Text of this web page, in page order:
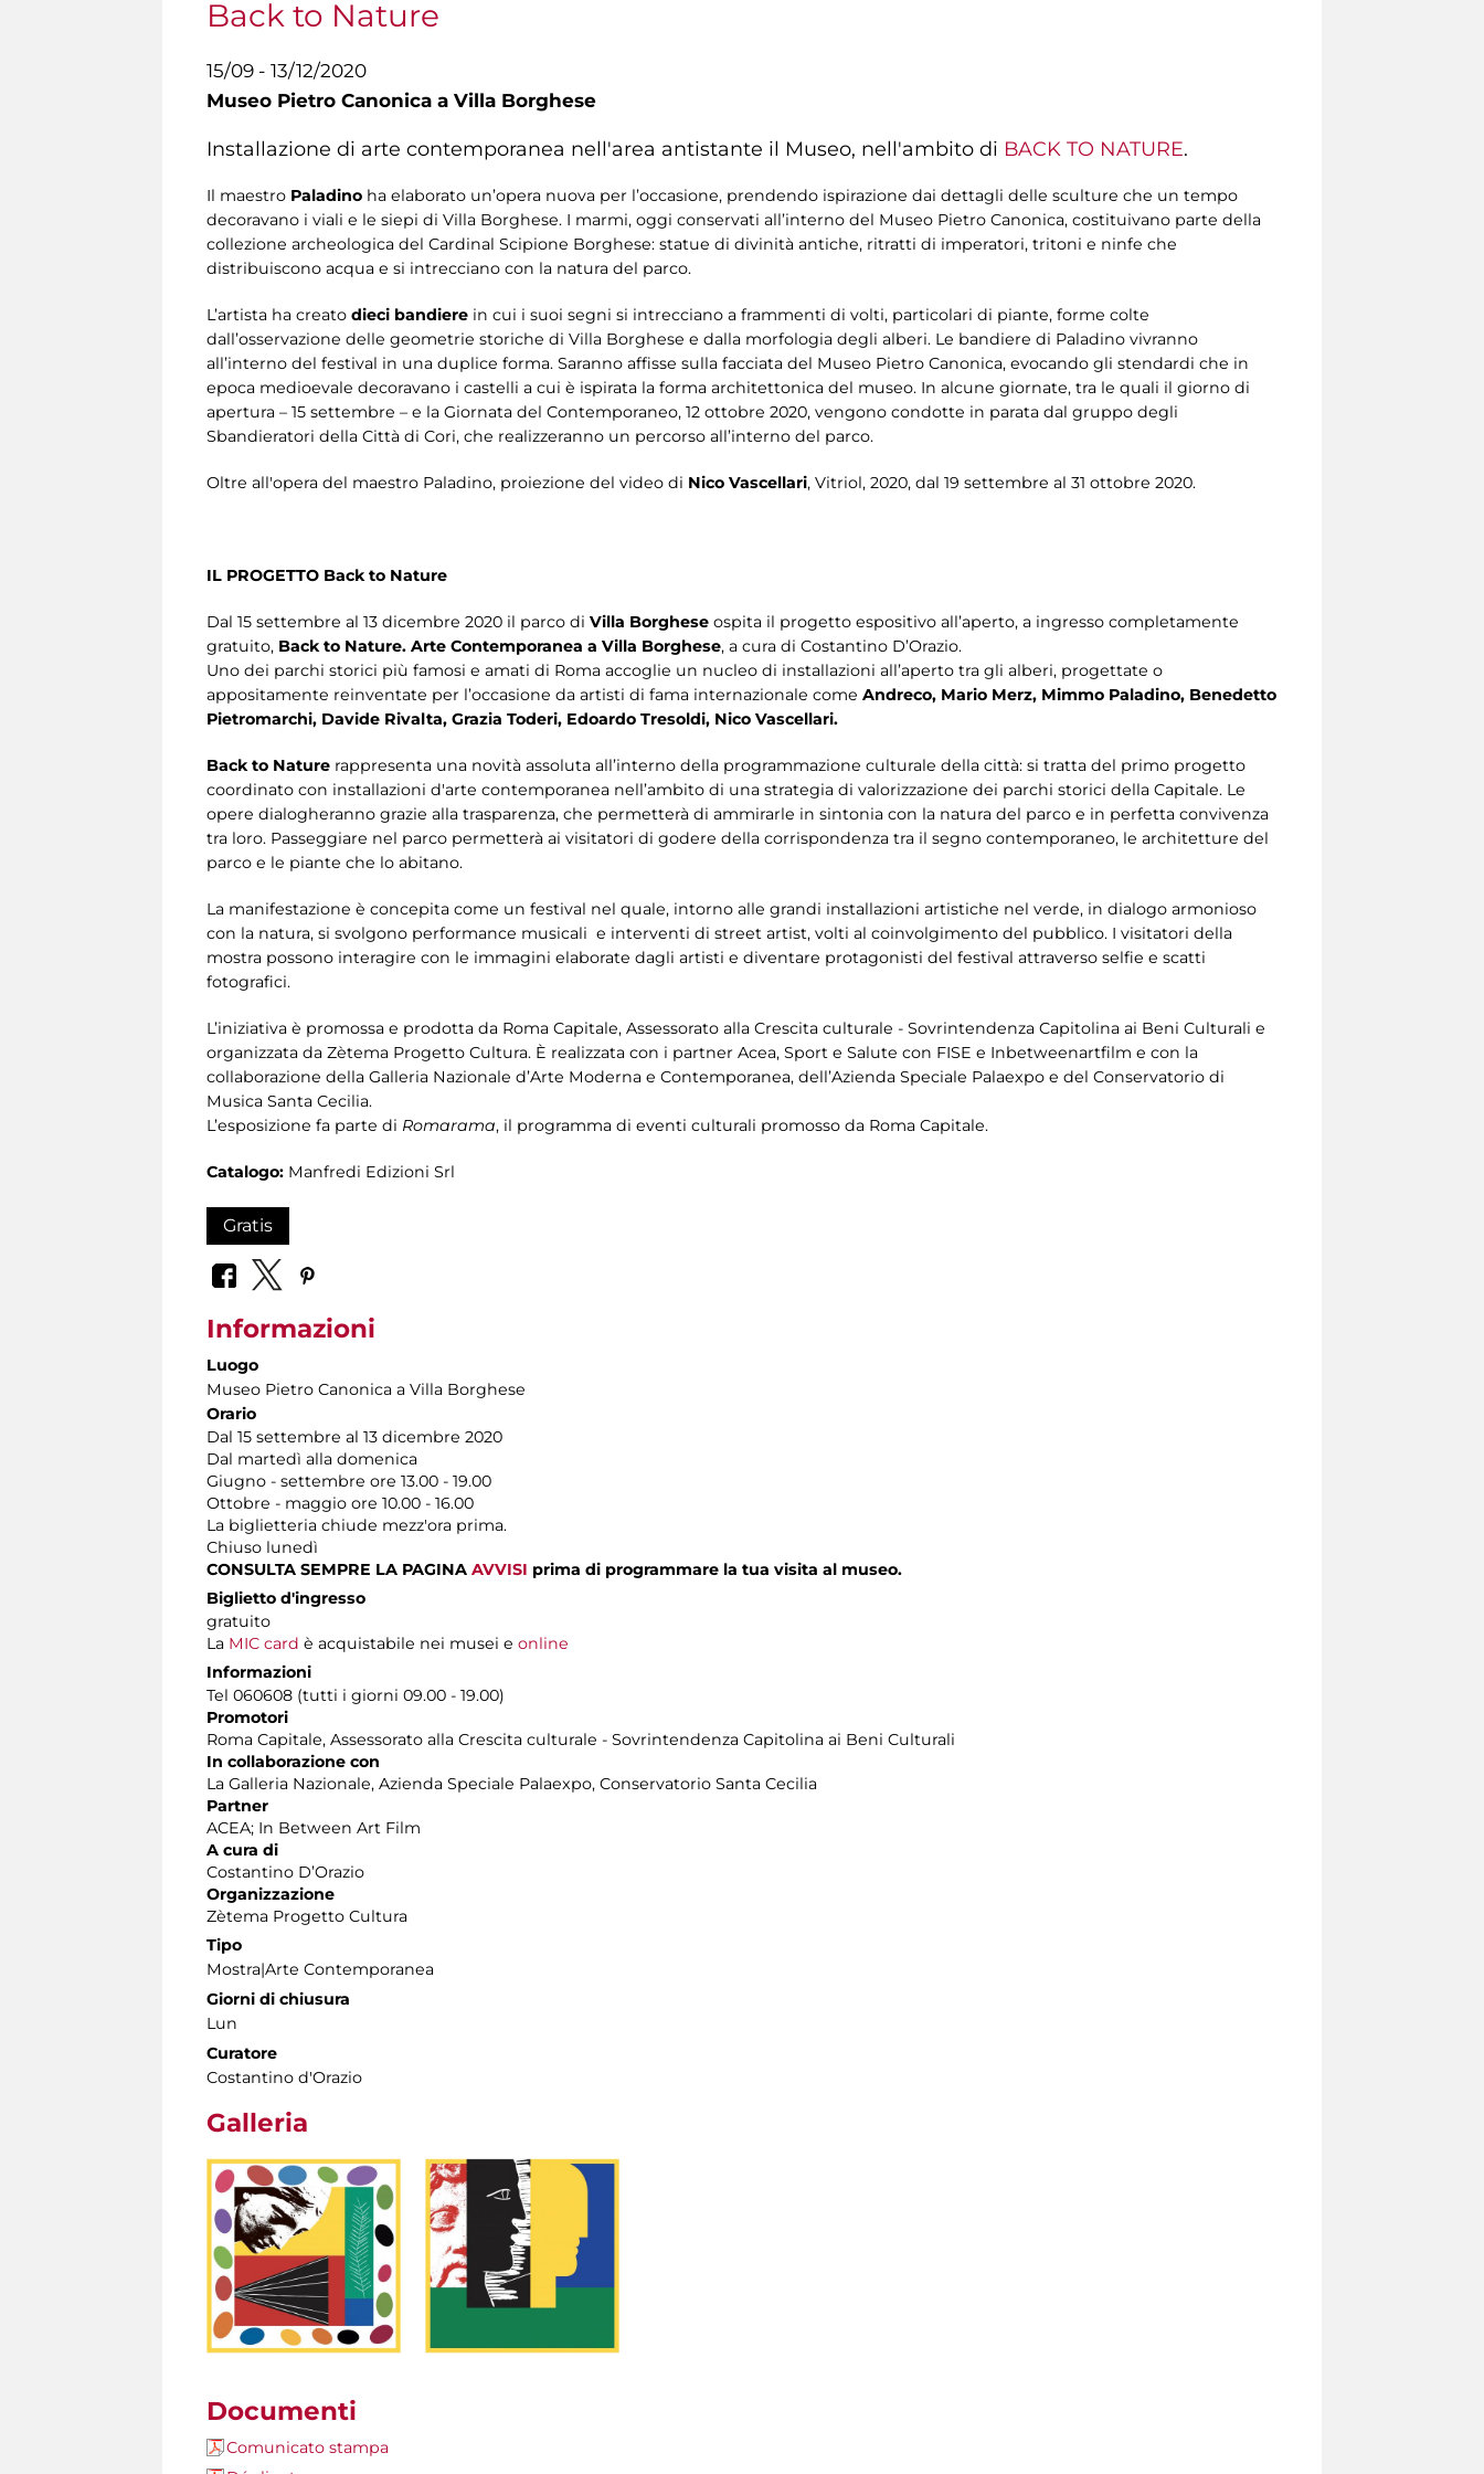
Back to Nature
15/09 - 13/12/2020
Museo Pietro Canonica a Villa Borghese
Installazione di arte contemporanea nell'area antistante il Museo, nell'ambito di BACK TO NATURE.
Il maestro Paladino ha elaborato un’opera nuova per l’occasione, prendendo ispirazione dai dettagli delle sculture che un tempo
decoravano i viali e le siepi di Villa Borghese. I marmi, oggi conservati all’interno del Museo Pietro Canonica, costituivano parte della
collezione archeologica del Cardinal Scipione Borghese: statue di divinità antiche, ritratti di imperatori, tritoni e ninfe che
distribuiscono acqua e si intrecciano con la natura del parco.
L’artista ha creato dieci bandiere in cui i suoi segni si intrecciano a frammenti di volti, particolari di piante, forme colte
dall’osservazione delle geometrie storiche di Villa Borghese e dalla morfologia degli alberi. Le bandiere di Paladino vivranno
all’interno del festival in una duplice forma. Saranno affisse sulla facciata del Museo Pietro Canonica, evocando gli stendardi che in
epoca medioevale decoravano i castelli a cui è ispirata la forma architettonica del museo. In alcune giornate, tra le quali il giorno di
apertura – 15 settembre – e la Giornata del Contemporaneo, 12 ottobre 2020, vengono condotte in parata dal gruppo degli
Sbandieratori della Città di Cori, che realizzeranno un percorso all’interno del parco.
Oltre all'opera del maestro Paladino, proiezione del video di Nico Vascellari, Vitriol, 2020, dal 19 settembre al 31 ottobre 2020.
IL PROGETTO Back to Nature
Dal 15 settembre al 13 dicembre 2020 il parco di Villa Borghese ospita il progetto espositivo all’aperto, a ingresso completamente
gratuito, Back to Nature. Arte Contemporanea a Villa Borghese, a cura di Costantino D’Orazio.
Uno dei parchi storici più famosi e amati di Roma accoglie un nucleo di installazioni all’aperto tra gli alberi, progettate o
appositamente reinventate per l’occasione da artisti di fama internazionale come Andreco, Mario Merz, Mimmo Paladino, Benedetto
Pietromarchi, Davide Rivalta, Grazia Toderi, Edoardo Tresoldi, Nico Vascellari.
Back to Nature rappresenta una novità assoluta all’interno della programmazione culturale della città: si tratta del primo progetto
coordinato con installazioni d'arte contemporanea nell’ambito di una strategia di valorizzazione dei parchi storici della Capitale. Le
opere dialogheranno grazie alla trasparenza, che permetterà di ammirarle in sintonia con la natura del parco e in perfetta convivenza
tra loro. Passeggiare nel parco permetterà ai visitatori di godere della corrispondenza tra il segno contemporaneo, le architetture del
parco e le piante che lo abitano.
La manifestazione è concepita come un festival nel quale, intorno alle grandi installazioni artistiche nel verde, in dialogo armonioso
con la natura, si svolgono performance musicali e interventi di street artist, volti al coinvolgimento del pubblico. I visitatori della
mostra possono interagire con le immagini elaborate dagli artisti e diventare protagonisti del festival attraverso selfie e scatti
fotografici.
L’iniziativa è promossa e prodotta da Roma Capitale, Assessorato alla Crescita culturale - Sovrintendenza Capitolina ai Beni Culturali e
organizzata da Zètema Progetto Cultura. È realizzata con i partner Acea, Sport e Salute con FISE e Inbetweenartfilm e con la
collaborazione della Galleria Nazionale d’Arte Moderna e Contemporanea, dell’Azienda Speciale Palaexpo e del Conservatorio di
Musica Santa Cecilia.
L’esposizione fa parte di Romarama, il programma di eventi culturali promosso da Roma Capitale.
Catalogo: Manfredi Edizioni Srl
Gratis
Informazioni
Luogo
Museo Pietro Canonica a Villa Borghese
Orario
Dal 15 settembre al 13 dicembre 2020
Dal martedì alla domenica
Giugno - settembre ore 13.00 - 19.00
Ottobre - maggio ore 10.00 - 16.00
La biglietteria chiude mezz'ora prima.
Chiuso lunedì
CONSULTA SEMPRE LA PAGINA AVVISI prima di programmare la tua visita al museo.
Biglietto d'ingresso
gratuito
La MIC card è acquistabile nei musei e online
Informazioni
Tel 060608 (tutti i giorni 09.00 - 19.00)
Promotori
Roma Capitale, Assessorato alla Crescita culturale - Sovrintendenza Capitolina ai Beni Culturali
In collaborazione con
La Galleria Nazionale, Azienda Speciale Palaexpo, Conservatorio Santa Cecilia
Partner
ACEA; In Between Art Film
A cura di
Costantino D’Orazio
Organizzazione
Zètema Progetto Cultura
Tipo
Mostra|Arte Contemporanea
Giorni di chiusura
Lun
Curatore
Costantino d'Orazio
Galleria
Documenti
Comunicato stampa